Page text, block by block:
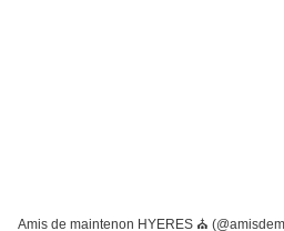
Amis de maintenon HYERES ⛪️